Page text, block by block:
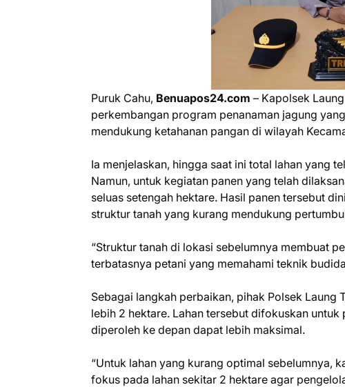
Puruk Cahu, Benuapos24.com – Kapolsek
perkembangan program penanaman jagung
mendukung ketahanan pangan di wilayah
Ia menjelaskan, hingga saat ini total lahan yang
Namun, untuk kegiatan panen yang telah
seluas setengah hektare. Hasil panen tersebut
struktur tanah yang kurang mendukung
“Struktur tanah di lokasi sebelumnya membuat
terbatasnya petani yang memahami teknik
Sebagai langkah perbaikan, pihak Polsek Laung
lebih 2 hektare. Lahan tersebut difokuskan
diperoleh ke depan dapat lebih maksimal.
“Untuk lahan yang kurang optimal sebelumnya,
fokus pada lahan sekitar 2 hektare agar